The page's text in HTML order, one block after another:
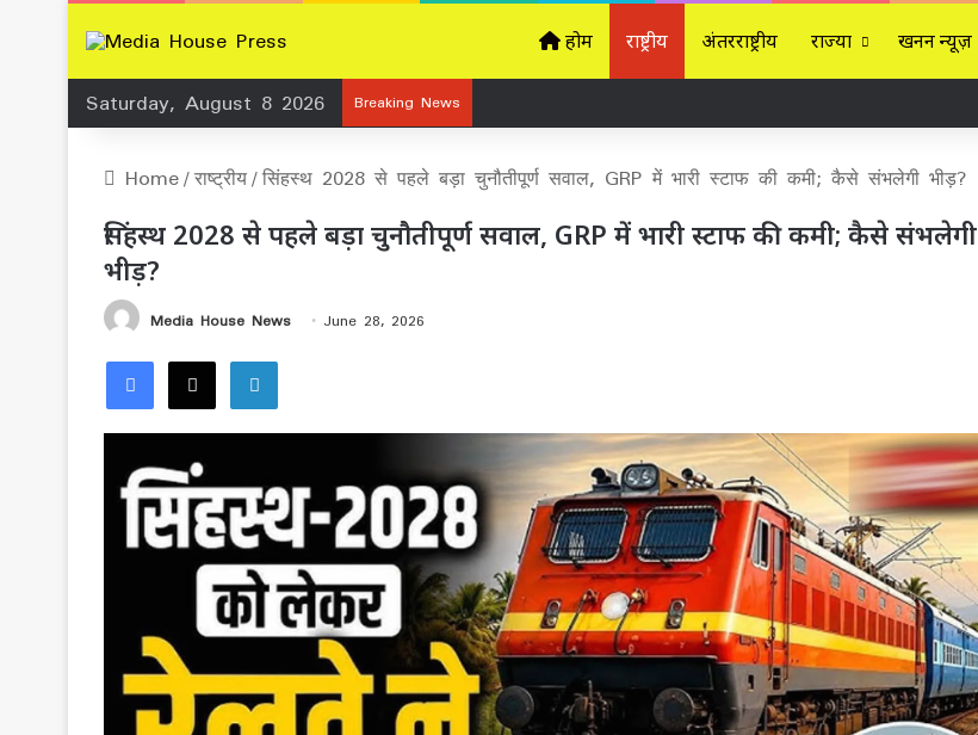
होम राष्ट्रीय अंतरराष्ट्रीय राज्यों खनन न्यूज़
Saturday, August 8 2026
Breaking News
Home/राष्ट्रीय/सिंहस्थ 2028 से पहले बड़ा चुनौतीपूर्ण सवाल, GRP में भारी स्टाफ की कमी; कैसे संभलेगी भीड़?
सिंहस्थ 2028 से पहले बड़ा चुनौतीपूर्ण सवाल, GRP में भारी स्टाफ की कमी; कैसे संभलेगी
भीड़?
Media House News June 28, 2026
Facebook
X LinkedIn